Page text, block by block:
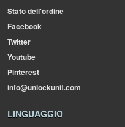
Stato dell'ordine
Facebook
Twitter
Youtube
Pinterest
info@unlockunit.com
LINGUAGGIO